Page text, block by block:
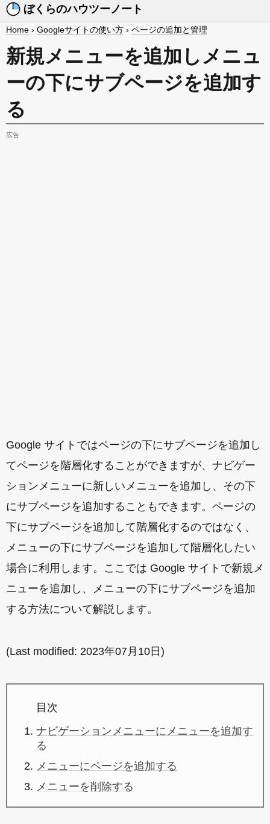
ぼくらのハウツーノート
Home › Googleサイトの使い方 › ページの追加と管理
新規メニューを追加しメニュ
ーの下にサブページを追加す
る
広告
Google サイトではページの下にサブページを追加し
てページを階層化することができますが、ナビゲー
ションメニューに新しいメニューを追加し、その下
にサブページを追加することもできます。ページの
下にサブページを追加して階層化するのではなく、
メニューの下にサブページを追加して階層化したい
場合に利用します。ここでは Google サイトで新規メ
ニューを追加し、メニューの下にサブページを追加
する方法について解説します。
(Last modified: 2023年07月10日 )
目次
ナビゲーションメニューにメニューを追加す
る
メニューにページを追加する
メニューを削除する